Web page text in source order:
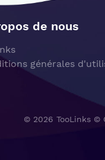
de nous
générales
© 2026 TooLinks ©